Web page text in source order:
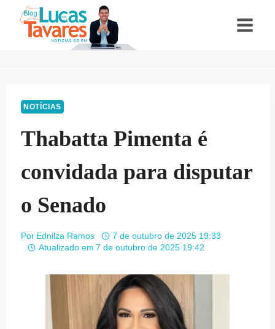
NOTÍCIAS
Thabatta Pimenta é
convidada para disputar
o Senado
Por Ednilza Ramos
7 de outubro de 2025 19:33
Atualizado em 7 de outubro de 2025 19:42